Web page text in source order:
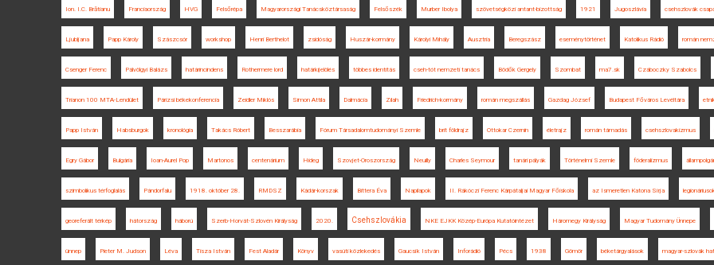
Ion. I.C. Brătianu Franciaország HVG Felsőrépa Magyarországi Tanácsköztársaság Felsőszék Murber Ibolya szövetségközi antant-bizottság 1921 Jugoszlávia csehszlovák
Ljubljana Papp Károly Szászcsór workshop Henri Berthelot zsidóság Huszár-kormány Károlyi Mihály Ausztria Beregszász eseménytörténet Katolikus Rádió román
Csenger Ferenc Pálvölgyi Balázs határincindens Rothermere lord határkijelölés többes identitás cseh-tót nemzeti tanács Bödők Gergely Szombat ma7.sk Czáboczky Szabolcs
Trianon 100 MTA-Lendület Párizsi békekonferencia Zeidler Miklós Simon Attila Dalmácia Zilah Friedrich-kormány román megszállás Gazdag József Budapest Főváros Levéltára
Papp István Habsburgok kronológia Takács Róbert Besszarábia Fórum Társadalomtudományi Szemle brit földrajz Ottokar Czernin életrajz román támadás csehszlovakizmus
Egry Gábor Bulgária Ioan-Aurel Pop Martonos centenárium Hideg Szovjet-Oroszország Neuilly Charles Seymour tanári pályák Történelmi Szemle föderalizmus
szimbolikus térfoglalás Pándorfalu 1918. október 28. RMDSZ Kádár-korszak Bittera Éva Napilapok II. Rákóczi Ferenc Kárpátaljai Magyar Főiskola az Ismeretlen Katona Sírja
georeferált térkép hátország háború Szerb-Horvát-Szlovén Királyság 2020. Csehszlovákia NKE EJKK Közép-Európa Kutatóintézet Háromegy Királyság Magyar Tudomány Ünnepe
ünnep Pieter M. Judson Léva Tisza István Fest Aladár Könyv vasúti közlekedés Gaucsík István Inforádió Pécs 1938 Gömör béketárgyalások magyar-szlovák